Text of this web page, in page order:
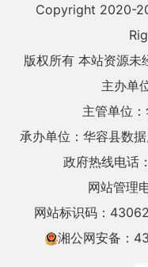
Copyright 2020-
版权所有 本站资源未
主办单
主管单位
承办单位：华容县数
政府热线电话
网站管理
网站标识码：
湘公网安备：